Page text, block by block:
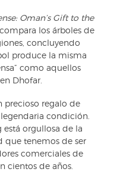
Oman’s Gift to the
los árboles de
concluyendo
produce la misma
como aquellos
Dhofar.
precioso regalo de
condición.
está orgullosa de la
que tenemos de ser
comerciales de
cientos de años.